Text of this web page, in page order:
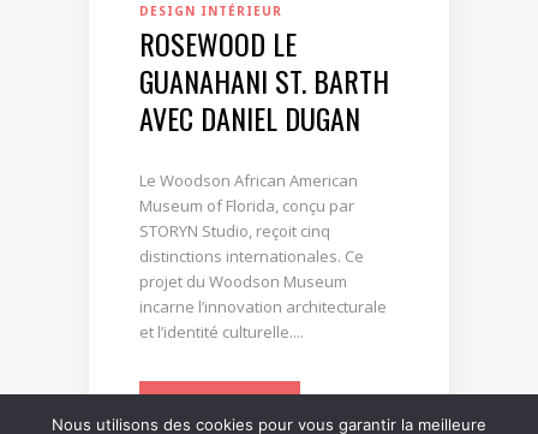
DESIGN INTÉRIEUR
ROSEWOOD LE
GUANAHANI ST. BARTH
AVEC DANIEL DUGAN
Le Woodson African American
Museum of Florida, conçu par
STORYN Studio, reçoit cinq
distinctions internationales. Ce
projet du Woodson Museum
incarne l’innovation architecturale
et l’identité culturelle....
Nous utilisons des cookies pour vous garantir la meilleure